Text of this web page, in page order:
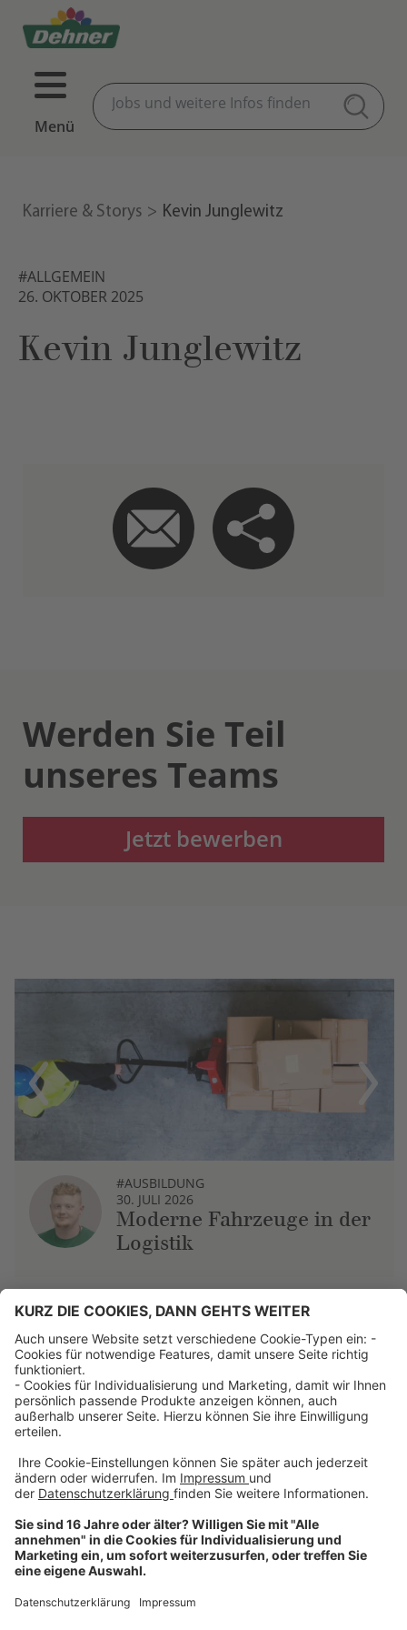
Menü
Karriere & Storys Kevin Junglewitz
#ALLGEMEIN
26. OKTOBER 2025
Kevin Junglewitz
Werden Sie Teil
unseres Teams
Jetzt bewerben
Previous
#AUSBILDUNG
30. JULI 2026
Moderne Fahrzeuge in der
Logistik
Next
Über uns
Dehner Unternehmen
Jobs bei Dehner